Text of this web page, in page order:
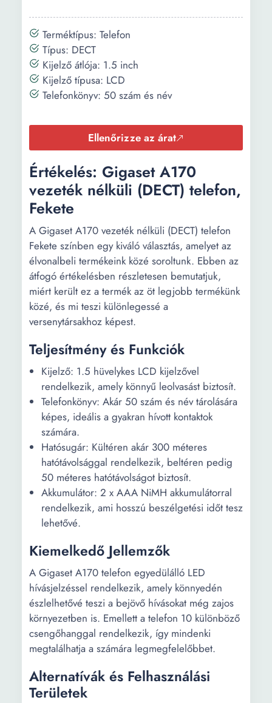
Terméktípus: Telefon
Típus: DECT
Kijelző átlója: 1.5 inch
Kijelző típusa: LCD
Telefonkönyv: 50 szám és név
Ellenőrizze az árat
Értékelés: Gigaset A170
vezeték nélküli (DECT) telefon,
Fekete
A Gigaset A170 vezeték nélküli (DECT) telefon
Fekete színben egy kiváló választás, amelyet az
élvonalbeli termékeink közé soroltunk. Ebben az
átfogó értékelésben részletesen bemutatjuk,
miért került ez a termék az öt legjobb termékünk
közé, és mi teszi különlegessé a
versenytársakhoz képest.
Teljesítmény és Funkciók
Kijelző: 1.5 hüvelykes LCD kijelzővel
rendelkezik, amely könnyű leolvasást biztosít.
Telefonkönyv: Akár 50 szám és név tárolására
képes, ideális a gyakran hívott kontaktok
számára.
Hatósugár: Kültéren akár 300 méteres
hatótávolsággal rendelkezik, beltéren pedig
50 méteres hatótávolságot biztosít.
Akkumulátor: 2 x AAA NiMH akkumulátorral
rendelkezik, ami hosszú beszélgetési időt tesz
lehetővé.
Kiemelkedő Jellemzők
A Gigaset A170 telefon egyedülálló LED
hívásjelzéssel rendelkezik, amely könnyedén
észlelhetővé teszi a bejövő hívásokat még zajos
környezetben is. Emellett a telefon 10 különböző
csengőhanggal rendelkezik, így mindenki
megtalálhatja a számára legmegfelelőbbet.
Alternatívák és Felhasználási
Területek